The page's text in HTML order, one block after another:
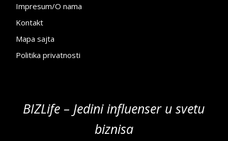
Impresum/O nama
Kontakt
Mapa sajta
Politika privatnosti
BIZLife – Jedini influenser u svetu
biznisa